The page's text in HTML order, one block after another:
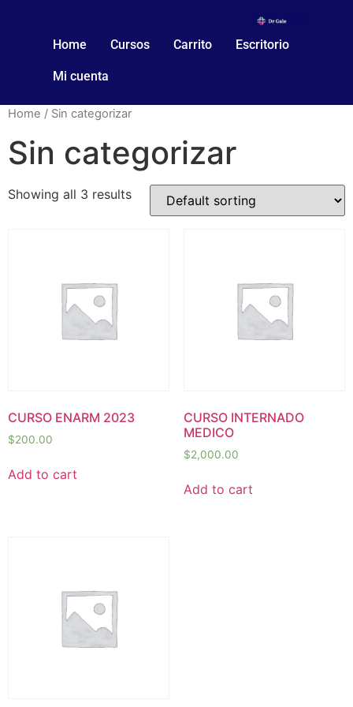
Home Cursos Carrito Escritorio
Mi cuenta
Home / Sin categorizar
Sin categorizar
Showing all 3 results
CURSO ENARM 2023
$200.00
Add to cart
CURSO INTERNADO
MEDICO
$2,000.00
Add to cart